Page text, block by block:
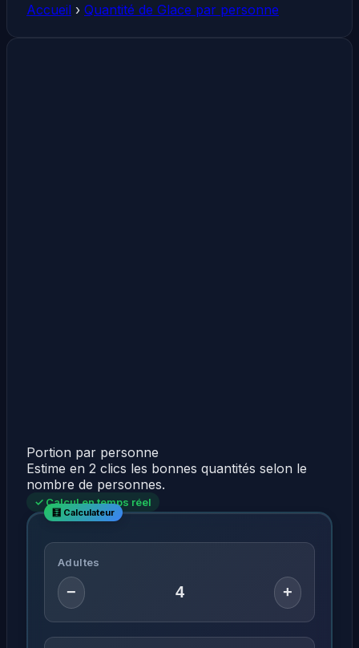
Accueil › Quantité de Glace par personne
Portion par personne
Estime en 2 clics les bonnes quantités selon le
nombre de personnes.
✓ Calcul en temps réel
Adultes
− +